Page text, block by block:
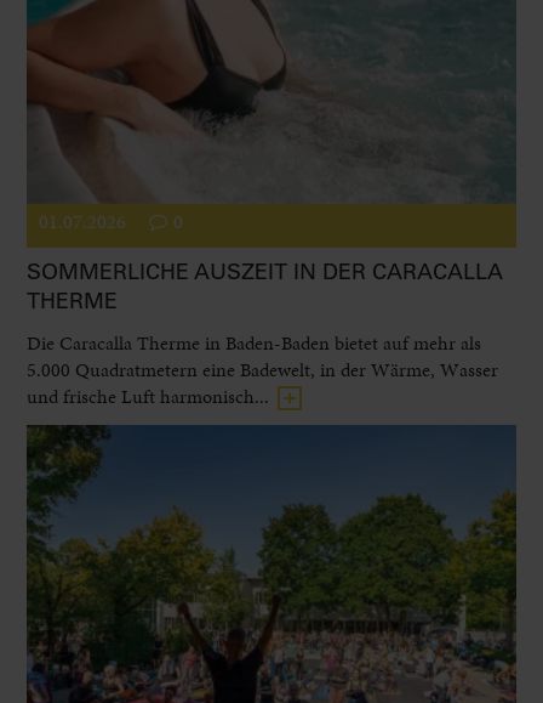
01.07.2026 0
SOMMERLICHE AUSZEIT IN DER CARACALLA
THERME
Die Caracalla Therme in Baden-Baden bietet auf mehr als
5.000 Quadratmetern eine Badewelt, in der Wärme, Wasser
und frische Luft harmonisch...